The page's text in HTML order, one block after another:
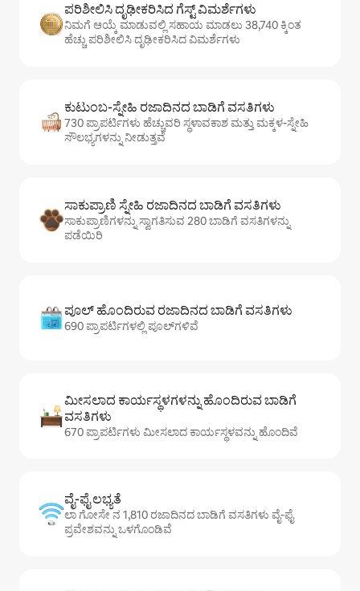
ಪರಿಶೀಲಿಸಿ ದೃಢೀಕರಿಸಿದ ಗೆಸ್ಟ್ ವಿಮರ್ಶೆಗಳು
ನಿಮಗೆ ಆಯ್ಕೆ ಮಾಡುವಲ್ಲಿ ಸಹಾಯ ಮಾಡಲು 38,740 ಕ್ಕಿಂತ
ಹೆಚ್ಚು ಪರಿಶೀಲಿಸಿ ದೃಢೀಕರಿಸಿದ ವಿಮರ್ಶೆಗಳು
ಕುಟುಂಬ-ಸ್ನೇಹಿ ರಜಾದಿನದ ಬಾಡಿಗೆ ವಸತಿಗಳು
730 ಪ್ರಾಪರ್ಟಿಗಳು ಹೆಚ್ಚುವರಿ ಸ್ಥಳಾವಕಾಶ ಮತ್ತು ಮಕ್ಕಳ-ಸ್ನೇಹಿ
ಸೌಲಭ್ಯಗಳನ್ನು ನೀಡುತ್ತವೆ
ಸಾಕುಪ್ರಾಣಿ ಸ್ನೇಹಿ ರಜಾದಿನದ ಬಾಡಿಗೆ ವಸತಿಗಳು
ಸಾಕುಪ್ರಾಣಿಗಳನ್ನು ಸ್ವಾಗತಿಸುವ 280 ಬಾಡಿಗೆ ವಸತಿಗಳನ್ನು
ಪಡೆಯಿರಿ
ಪೂಲ್ ಹೊಂದಿರುವ ರಜಾದಿನದ ಬಾಡಿಗೆ ವಸತಿಗಳು
690 ಪ್ರಾಪರ್ಟಿಗಳಲ್ಲಿ ಪೂಲ್‌‌‌‌‌‌‌‌‌ಗಳಿವೆ
ಮೀಸಲಾದ ಕಾರ್ಯಸ್ಥಳಗಳನ್ನು ಹೊಂದಿರುವ ಬಾಡಿಗೆ
ವಸತಿಗಳು
670 ಪ್ರಾಪರ್ಟಿಗಳು ಮೀಸಲಾದ ಕಾರ್ಯಸ್ಥಳವನ್ನು ಹೊಂದಿವೆ
ವೈ-ಫೈ ಲಭ್ಯತೆ
ಲಾ ಗೋಸೇ ನ 1,810 ರಜಾದಿನದ ಬಾಡಿಗೆ ವಸತಿಗಳು ವೈ-ಫೈ
ಪ್ರವೇಶವನ್ನು ಒಳಗೊಂಡಿವೆ